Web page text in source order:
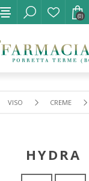
(0)
VISO CREME
HYDRA